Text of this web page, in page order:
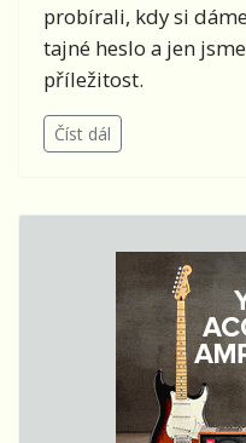
probírali, kdy si
tajné heslo a jen
příležitost.
Číst dál